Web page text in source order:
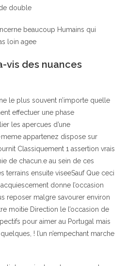
double
beaucoup Humains qui
loin agee
vis des nuances
le plus souvent n’importe quelle
effectuer une phase
les apercues d’une
appartenez dispose sur
Classiquement 1 assertion vrais
de chacun.e au sein de ces
terrains ensuite viseeSauf Que ceci
donne l’occasion
reposer malgre savourer environ
moitie Direction le l’occasion de
pour aimer au Portugal mais
! l’un n’empechant marche